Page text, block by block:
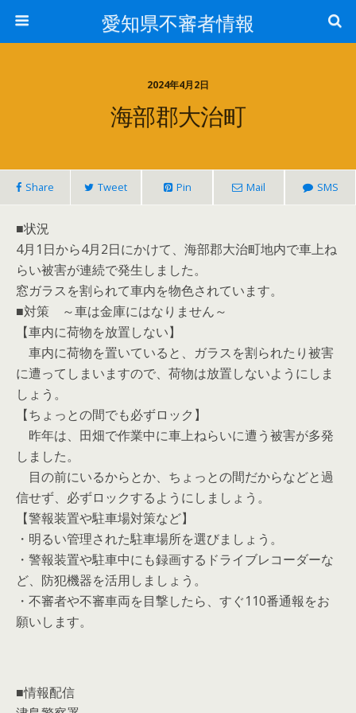
愛知県不審者情報
2024年4月2日
海部郡大治町
Share Tweet Pin Mail SMS
■状況
4月1日から4月2日にかけて、海部郡大治町地内で車上ね
らい被害が連続で発生しました。
窓ガラスを割られて車内を物色されています。
■対策 ～車は金庫にはなりません～
【車内に荷物を放置しない】
車内に荷物を置いていると、ガラスを割られたり被害
に遭ってしまいますので、荷物は放置しないようにしま
しょう。
【ちょっとの間でも必ずロック】
昨年は、田畑で作業中に車上ねらいに遭う被害が多発
しました。
目の前にいるからとか、ちょっとの間だからなどと過
信せず、必ずロックするようにしましょう。
【警報装置や駐車場対策など】
・明るい管理された駐車場所を選びましょう。
・警報装置や駐車中にも録画するドライブレコーダーな
ど、防犯機器を活用しましょう。
・不審者や不審車両を目撃したら、すぐ110番通報をお
願いします。
■情報配信